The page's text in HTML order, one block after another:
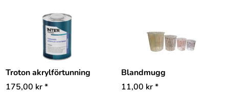
Troton akrylförtunning
175,00 kr*
Blandmugg
11,00 kr*